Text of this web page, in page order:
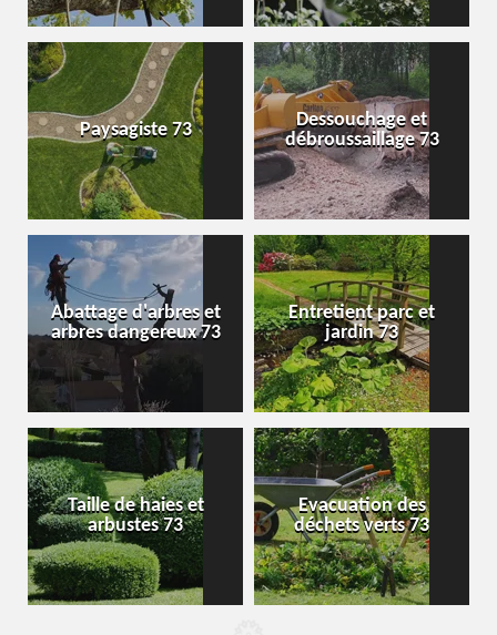
Paysagiste 73
Dessouchage et
débroussaillage 73
Abattage d'arbres et
arbres dangereux 73
Entretient parc et
jardin 73
Taille de haies et
arbustes 73
Evacuation des
déchets verts 73